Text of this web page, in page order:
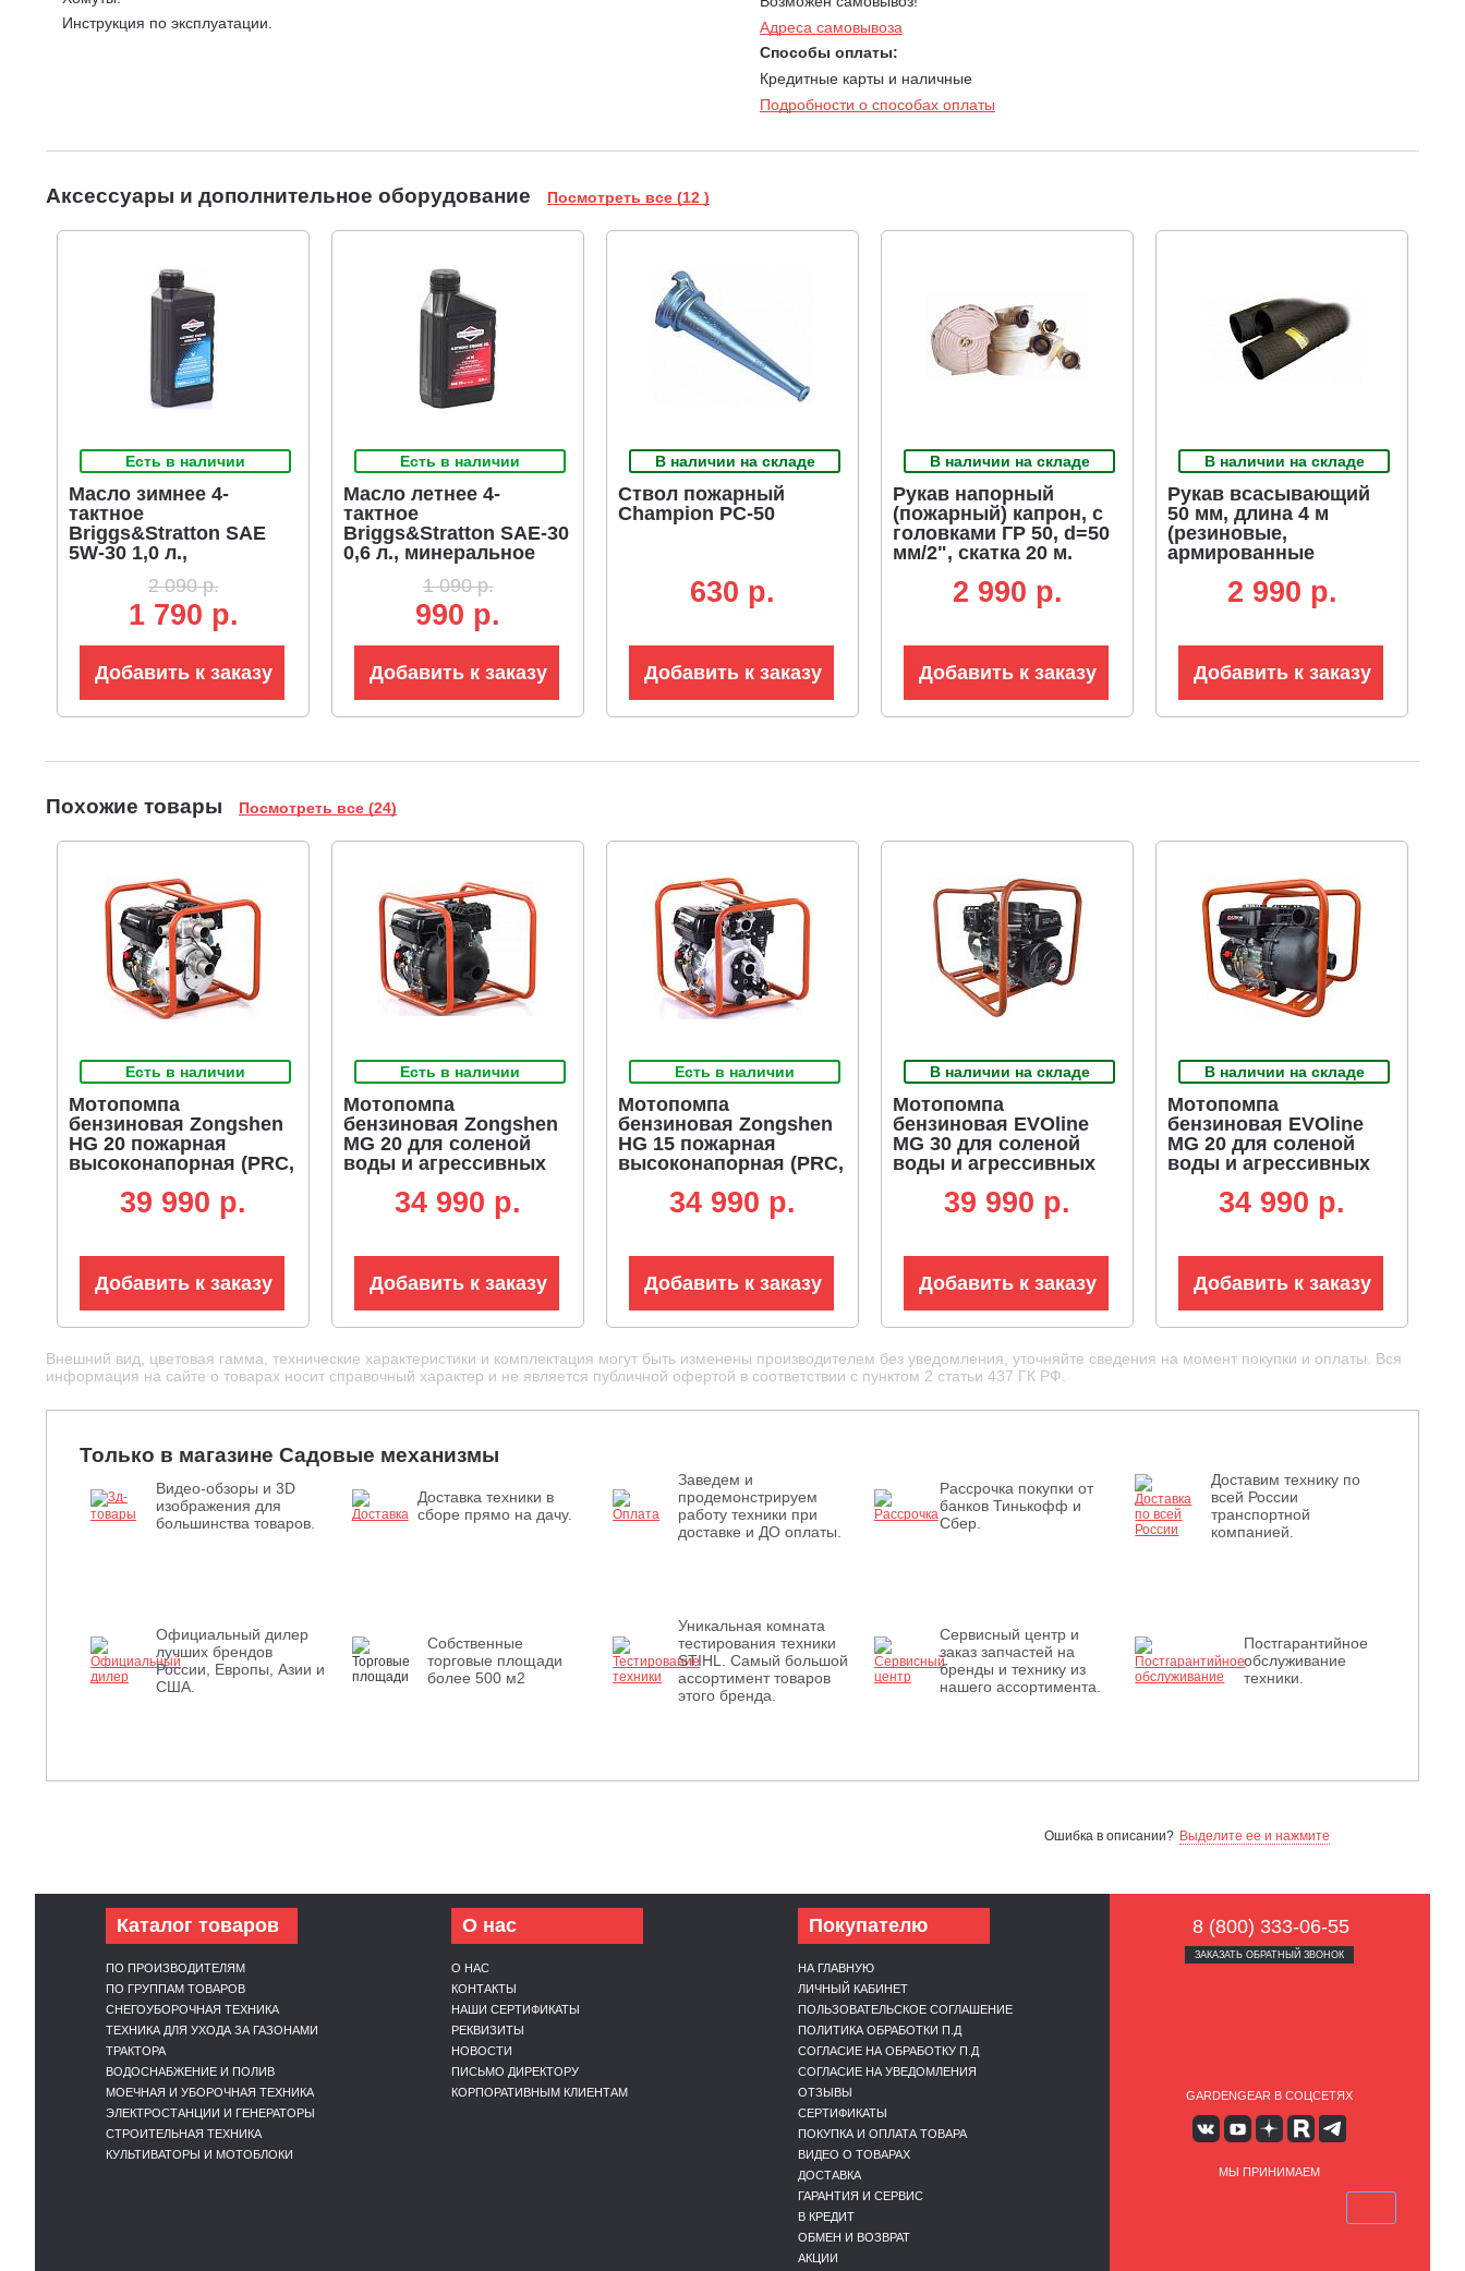
Инструкция по эксплуатации.
Адреса самовывоза
Способы оплаты:
Кредитные карты и наличные
Подробности о способах оплаты
Аксессуары и дополнительное оборудование Посмотреть все (12 )
Есть в наличии
Масло зимнее 4-
тактное
Briggs&Stratton SAE
5W-30 1,0 л.,
2 090 р.
1 790 р.
Добавить к заказу
Есть в наличии
Масло летнее 4-
тактное
Briggs&Stratton SAE-30
0,6 л., минеральное
1 090 р.
990 р.
Добавить к заказу
В наличии на складе
Ствол пожарный
Champion РС-50
630 p.
Добавить к заказу
В наличии на складе
Рукав напорный
(пожарный) капрон, с
головками ГР 50, d=50
мм/2", скатка 20 м.
2 990 p.
Добавить к заказу
В наличии на складе
Рукав всасывающий
50 мм, длина 4 м
(резиновые,
армированные
2 990 p.
Добавить к заказу
Похожие товары Посмотреть все (24)
Есть в наличии
Мотопомпа
бензиновая Zongshen
HG 20 пожарная
высоконапорная (PRC,
куб.см., 500 л/мин., 55
39 990 p.
Добавить к заказу
Есть в наличии
Мотопомпа
бензиновая Zongshen
MG 20 для соленой
воды и агрессивных
Zongshen GB200, 196
куб.см., 600 л/мин., 30
34 990 p.
Добавить к заказу
Есть в наличии
Мотопомпа
бензиновая Zongshen
HG 15 пожарная
высоконапорная (PRC,
куб.см., 300 л/мин., 80
34 990 p.
Добавить к заказу
В наличии на складе
Мотопомпа
бензиновая EVOline
MG 30 для соленой
воды и агрессивных
Zongshen GB225, 224
куб.см., 1000 л/мин., 25
39 990 p.
Добавить к заказу
В наличии на складе
Мотопомпа
бензиновая EVOline
MG 20 для соленой
воды и агрессивных
Zongshen GB200, 196
куб.см., 600 л/мин., 30
34 990 p.
Добавить к заказу
Внешний вид, цветовая гамма, технические характеристики и комплектация могут быть изменены производителем без уведомления, уточняйте сведения на момент покупки и оплаты. Вся
информация на сайте о товарах носит справочный характер и не является публичной офертой в соответствии с пунктом 2 статьи 437 ГК РФ.
Только в магазине Садовые механизмы
Видео-обзоры и 3D
изображения для
большинства товаров.
Доставка техники в
сборе прямо на дачу.
Заведем и
продемонстрируем
работу техники при
доставке и ДО оплаты.
Рассрочка покупки от
банков Тинькофф и
Сбер.
Доставим технику по
всей России
транспортной
компанией.
Официальный дилер
лучших брендов
России, Европы, Азии и
США.
Собственные
торговые площади
более 500 м2
Уникальная комната
тестирования техники
STIHL. Самый большой
ассортимент товаров
этого бренда.
Сервисный центр и
заказ запчастей на
бренды и технику из
нашего ассортимента.
Постгарантийное
обслуживание
техники.
Ошибка в описании? Выделите ее и нажмите
Каталог товаров
ПО ПРОИЗВОДИТЕЛЯМ
ПО ГРУППАМ ТОВАРОВ
СНЕГОУБОРОЧНАЯ ТЕХНИКА
ТЕХНИКА ДЛЯ УХОДА ЗА ГАЗОНАМИ
ТРАКТОРА
ВОДОСНАБЖЕНИЕ И ПОЛИВ
МОЕЧНАЯ И УБОРОЧНАЯ ТЕХНИКА
ЭЛЕКТРОСТАНЦИИ И ГЕНЕРАТОРЫ
СТРОИТЕЛЬНАЯ ТЕХНИКА
КУЛЬТИВАТОРЫ И МОТОБЛОКИ
О нас
О НАС
КОНТАКТЫ
НАШИ СЕРТИФИКАТЫ
РЕКВИЗИТЫ
НОВОСТИ
ПИСЬМО ДИРЕКТОРУ
КОРПОРАТИВНЫМ КЛИЕНТАМ
Покупателю
НА ГЛАВНУЮ
ЛИЧНЫЙ КАБИНЕТ
ПОЛЬЗОВАТЕЛЬСКОЕ СОГЛАШЕНИЕ
ПОЛИТИКА ОБРАБОТКИ П.Д
СОГЛАСИЕ НА ОБРАБОТКУ П.Д
СОГЛАСИЕ НА УВЕДОМЛЕНИЯ
ОТЗЫВЫ
СЕРТИФИКАТЫ
ПОКУПКА И ОПЛАТА ТОВАРА
ВИДЕО О ТОВАРАХ
ДОСТАВКА
ГАРАНТИЯ И СЕРВИС
В КРЕДИТ
ОБМЕН И ВОЗВРАТ
АКЦИИ
8 (800) 333-06-55
ЗАКАЗАТЬ ОБРАТНЫЙ ЗВОНОК
GARDENGEAR В СОЦСЕТЯХ
МЫ ПРИНИМАЕМ